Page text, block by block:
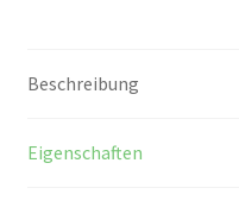
Beschreibung
Eigenschaften